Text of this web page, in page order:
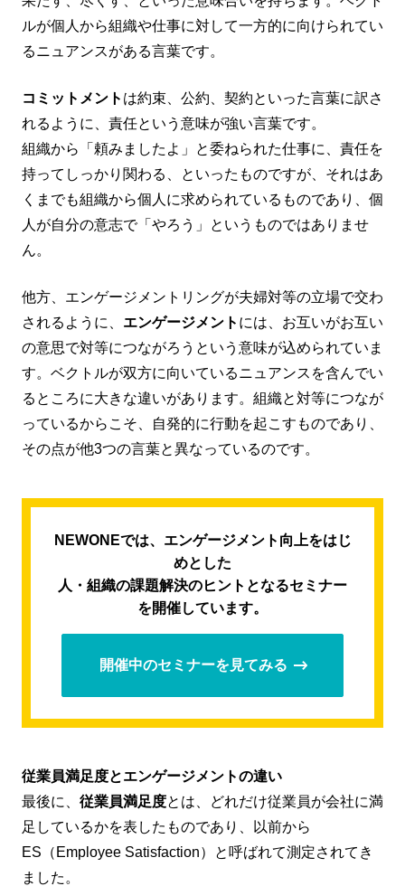
ルが個人から組織や仕事に対して一方的に向けられてい
るニュアンスがある言葉です。
コミットメント は約束、公約、契約といった言葉に訳さ
れるように、責任という意味が強い言葉です。
組織から「頼みましたよ」と委ねられた仕事に、責任を
持ってしっかり関わる、といったものですが、それはあ
くまでも組織から個人に求められているものであり、個
人が自分の意志で「やろう」というものではありませ
ん。
他方、エンゲージメントリングが夫婦対等の立場で交わ
されるように、 エンゲージメント には、お互いがお互い
の意思で対等につながろうという意味が込められていま
す。ベクトルが双方に向いているニュアンスを含んでい
るところに大きな違いがあります。組織と対等につなが
っているからこそ、自発的に行動を起こすものであり、
その点が他3つの言葉と異なっているのです。
NEWONEでは、エンゲージメント向上をはじ
めとした
人・組織の課題解決のヒントとなるセミナー
を開催しています。
開催中のセミナーを見てみる
従業員満足度とエンゲージメントの違い
最後に、 従業員満足度とは、どれだけ従業員が会社に満
足しているかを表したものであり、以前から
ES（Employee Satisfaction）と呼ばれて測定されてき
ました。